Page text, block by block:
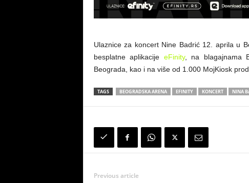
Ulaznice za koncert Nine Badrić 12. aprila u
besplatne aplikacije eFinity, na blagajnama
Beograda, kao i na više od 1.000 MojKiosk
TAGS BEOGRADSKA ARENA EFINITY KONCERT NINA
Previous article